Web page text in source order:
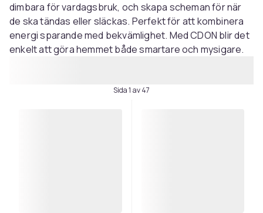
dimbara för vardagsbruk, och skapa scheman för när
de ska tändas eller släckas. Perfekt för att kombinera
energi sparande med bekvämlighet. Med CDON blir det
enkelt att göra hemmet både smartare och mysigare.
Sida 1 av 47